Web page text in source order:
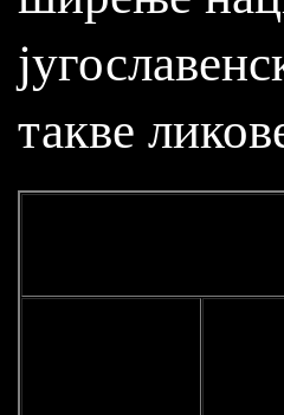
такве